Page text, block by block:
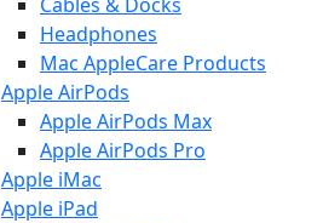
Headphones
Mac AppleCare Products
Apple AirPods
Apple AirPods Max
Apple AirPods Pro
Apple iMac
Apple iPad